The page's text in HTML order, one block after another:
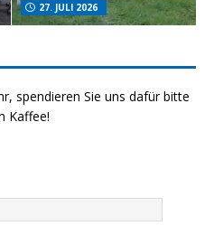
27. JULI 2026
spendieren Sie uns dafür bitte
Kaffee!